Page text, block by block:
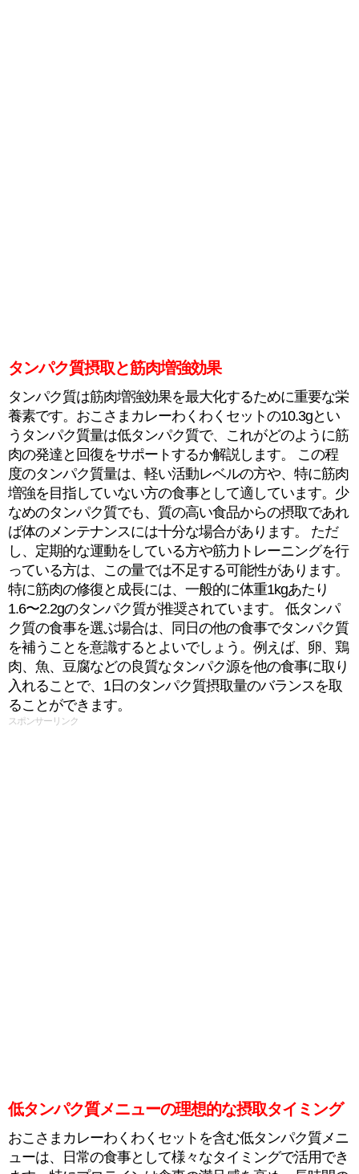
タンパク質摂取と筋肉増強効果
タンパク質は筋肉増強効果を最大化するために重要な栄
養素です。おこさまカレーわくわくセットの10.3gとい
うタンパク質量は低タンパク質で、これがどのように筋
肉の発達と回復をサポートするか解説します。 この程
度のタンパク質量は、軽い活動レベルの方や、特に筋肉
増強を目指していない方の食事として適しています。少
なめのタンパク質でも、質の高い食品からの摂取であれ
ば体のメンテナンスには十分な場合があります。 ただ
し、定期的な運動をしている方や筋力トレーニングを行
っている方は、この量では不足する可能性があります。
特に筋肉の修復と成長には、一般的に体重1kgあたり
1.6〜2.2gのタンパク質が推奨されています。 低タンパ
ク質の食事を選ぶ場合は、同日の他の食事でタンパク質
を補うことを意識するとよいでしょう。例えば、卵、鶏
肉、魚、豆腐などの良質なタンパク源を他の食事に取り
入れることで、1日のタンパク質摂取量のバランスを取
ることができます。
スポンサーリンク
低タンパク質メニューの理想的な摂取タイミング
おこさまカレーわくわくセットを含む低タンパク質メニ
ューは、日常の食事として様々なタイミングで活用でき